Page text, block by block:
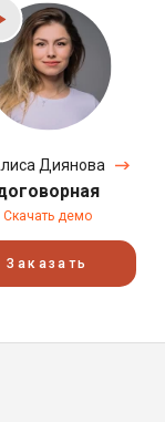
Диянова
Скачать демо
Заказать